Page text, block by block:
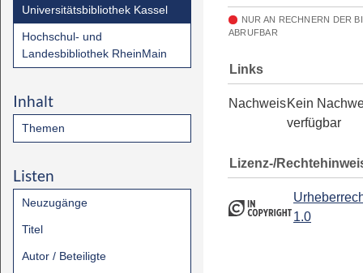
Universitätsbibliothek Kassel
Hochschul- und
Landesbibliothek RheinMain
Inhalt
Themen
Listen
Neuzugänge
Titel
Autor / Beteiligte
NUR AN RECHNERN DER
ABRUFBAR
Links
NachweisKein
verfügbar
Lizenz-/
1.0